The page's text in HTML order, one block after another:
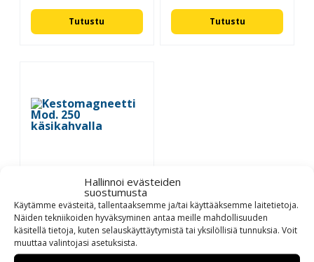
Hallinnoi evästeiden
suostumusta
Käytämme evästeitä, tallentaaksemme ja/tai käyttääksemme laitetietoja.
Näiden tekniikoiden hyväksyminen antaa meille mahdollisuuden
käsitellä tietoja, kuten selauskäyttäytymistä tai yksilöllisiä tunnuksia. Voit
muuttaa valintojasi asetuksista.
Tutustu Tutustu
Kestomagneetti Mod.
250 käsikahvalla
Tutustu